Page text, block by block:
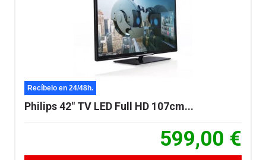
Recíbelo en 24/48h.
Philips 42" TV LED Full HD 107cm...
599,00 €